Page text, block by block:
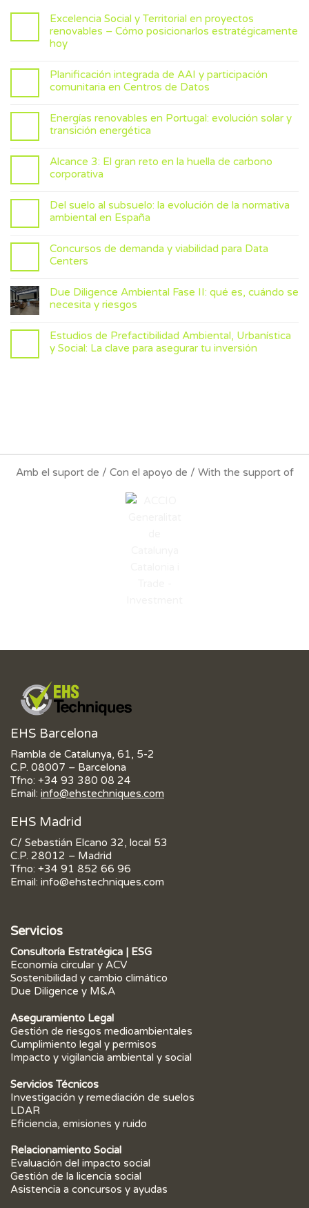
Excelencia Social y Territorial en proyectos
renovables – Cómo posicionarlos estratégicamente
hoy
Planificación integrada de AAI y participación
comunitaria en Centros de Datos
Energías renovables en Portugal: evolución solar y
transición energética
Alcance 3: El gran reto en la huella de carbono
corporativa
Del suelo al subsuelo: la evolución de la normativa
ambiental en España
Concursos de demanda y viabilidad para Data
Centers
Due Diligence Ambiental Fase II: qué es, cuándo se
necesita y riesgos
Estudios de Prefactibilidad Ambiental, Urbanística
y Social: La clave para asegurar tu inversión
Amb el suport de / Con el apoyo de / With the support of
EHS Barcelona
Rambla de Catalunya, 61, 5-2
C.P. 08007 – Barcelona
Tfno: +34 93 380 08 24
Email: info@ehstechniques.com
EHS Madrid
C/ Sebastián Elcano 32, local 53
C.P. 28012 – Madrid
Tfno: +34 91 852 66 96
Email: info@ehstechniques.com
Servicios
Consultoría Estratégica | ESG
Economía circular y ACV
Sostenibilidad y cambio climático
Due Diligence y M&A
Aseguramiento Legal
Gestión de riesgos medioambientales
Cumplimiento legal y permisos
Impacto y vigilancia ambiental y social
Servicios Técnicos
Investigación y remediación de suelos
LDAR
Eficiencia, emisiones y ruido
Relacionamiento Social
Evaluación del impacto social
Gestión de la licencia social
Asistencia a concursos y ayudas